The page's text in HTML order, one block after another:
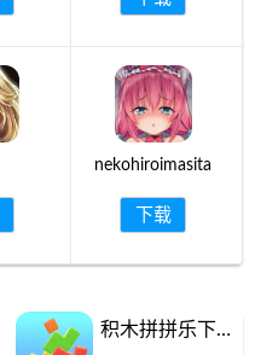
nekohiroimasita
下载
积木拼拼乐下载